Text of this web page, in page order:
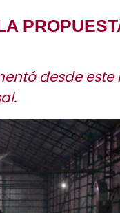
desde este